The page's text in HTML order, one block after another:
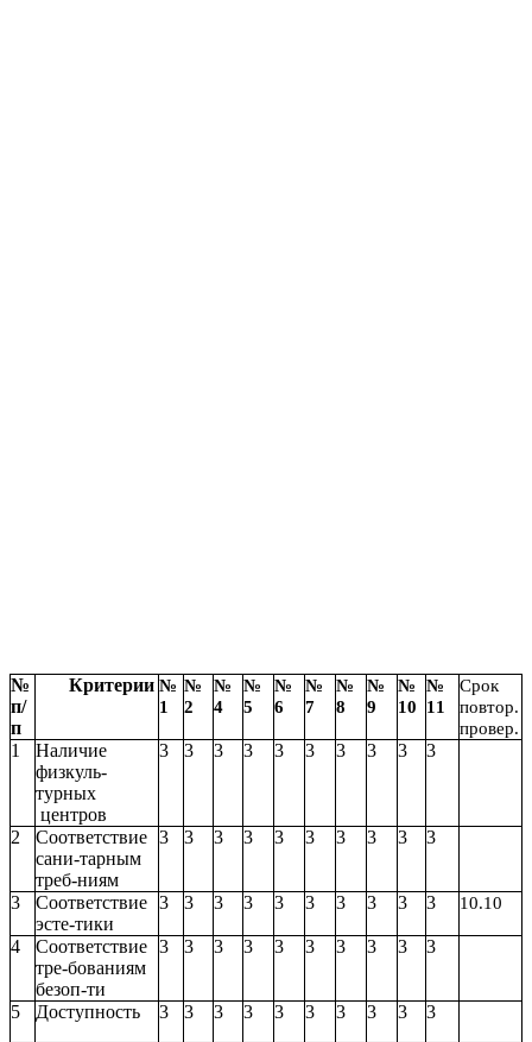
№
п/
п
Критерии №
1
№
2
№
4
№
5
№
6
№
7
№
8
№
9
№
10
№
11
Срок
повтор.
провер.
1
Наличие
физкуль-
турных
центров
3 3 3 3 3 3 3 3 3 3
2
Соответствие
сани-тарным
треб-ниям
3 3 3 3 3 3 3 3 3 3
3
Соответствие
эсте-тики
3 3 3 3 3 3 3 3 3 3 10.10
4
Соответствие
тре-бованиям
безоп-ти
3 3 3 3 3 3 3 3 3 3
5 Доступность 3 3 3 3 3 3 3 3 3 3